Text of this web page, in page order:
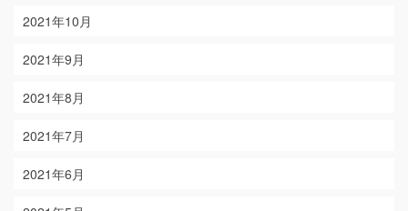
2021年10月
2021年9月
2021年8月
2021年7月
2021年6月